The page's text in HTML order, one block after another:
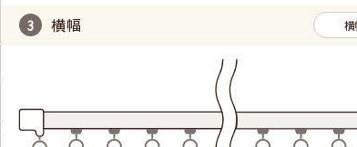
横幅